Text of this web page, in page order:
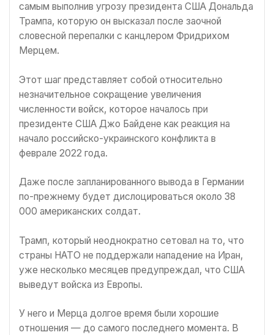
самым выполнив угрозу президента США Дональда
Трампа, которую он высказал после заочной
словесной перепалки с канцлером Фридрихом
Мерцем.
Этот шаг представляет собой относительно
незначительное сокращение увеличения
численности войск, которое началось при
президенте США Джо Байдене как реакция на
начало российско-украинского конфликта в
феврале 2022 года.
Даже после запланированного вывода в Германии
по-прежнему будет дислоцироваться около 38
000 американских солдат.
Трамп, который неоднократно сетовал на то, что
страны НАТО не поддержали нападение на Иран,
уже несколько месяцев предупреждал, что США
выведут войска из Европы.
У него и Мерца долгое время были хорошие
отношения — до самого последнего момента. В